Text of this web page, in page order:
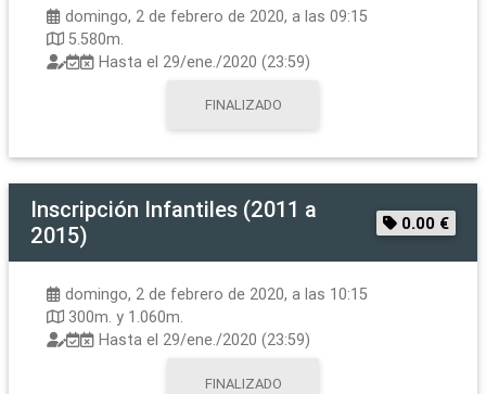
domingo, 2 de febrero de 2020, a las 09:15
5.580m.
Hasta el 29/ene./2020 (23:59)
FINALIZADO
Inscripción Infantiles (2011 a
2015)
0.00 €
domingo, 2 de febrero de 2020, a las 10:15
300m. y 1.060m.
Hasta el 29/ene./2020 (23:59)
FINALIZADO